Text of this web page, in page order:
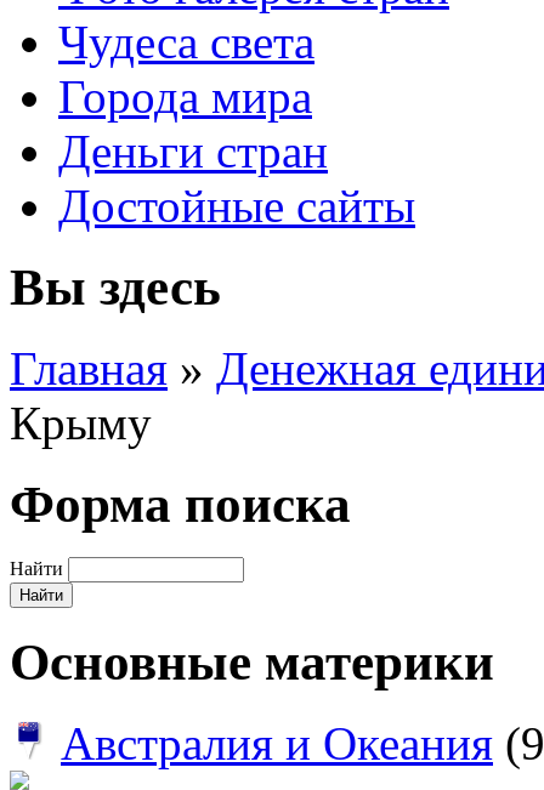
Чудеса света
Города мира
Деньги стран
Достойные сайты
Вы здесь
Главная » Денежная
Крыму
Форма поиска
Найти
Основные материки
Австралия и Океания